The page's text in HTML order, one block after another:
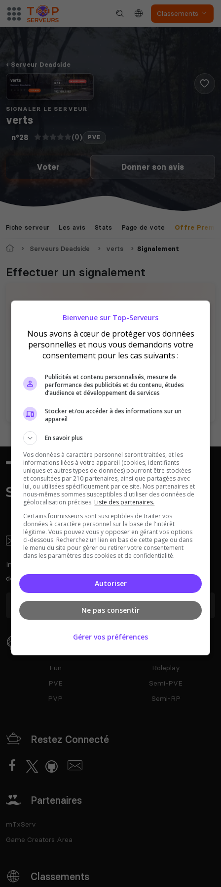
Classements
Eco Deadside
S&Box
Soulmask
Valheim Hell Let Loose
The Front
Dune Awakening Empyrion
Squad
Neverwinter
Nights
Myth of Empires Enshrouded
Serveur Deadside
SIGNALER LE SERVEUR
verts
n°28 (0) PVE
Voter Donner son avis
Fiche serveur Les avis Stats Page de vote Offre
AccueilServeurs Deadside verts Signalement
Effectuer un signalement
Vous devez être connecté pour pouvoir
Se connecter S'inscrire
Newsletter
Inscrivez-vous à la newsletter pour recevoir chaque semaine
des actus sur les serveurs.
Types De Serveur
Fun
PVE
PVP
Roleplay
Semi-PVE
Semi-RP
Restez Connecté
Partenaires
mTxServ
Game Creators Area
Classements
Bienvenue sur Top-Serveurs
Nous avons à cœur de protéger vos données
personnelles et nous vous demandons votre
consentement pour les cas suivants :
Publicités et contenu personnalisés, mesure de
performance des publicités et du contenu, études
d’audience et développement de services
Stocker et/ou accéder à des informations sur un
appareil
En savoir plus
Vos données à caractère personnel seront traitées, et les
informations liées à votre appareil (cookies, identifiants
uniques et autres types de données) pourront être stockées
et consultées par 210 partenaires, ainsi que partagées avec
lui, ou utilisées spécifiquement par ce site. Nos partenaires et
nous-mêmes sommes susceptibles d'utiliser des données de
géolocalisation précises. Liste des partenaires.
Certains fournisseurs sont susceptibles de traiter vos
données à caractère personnel sur la base de l'intérêt
légitime. Vous pouvez vous y opposer en gérant vos options
ci-dessous. Recherchez un lien en bas de cette page ou dans
le menu du site pour gérer ou retirer votre consentement
dans les paramètres des cookies et de confidentialité.
Autoriser
Ne pas consentir
Gérer vos préférences